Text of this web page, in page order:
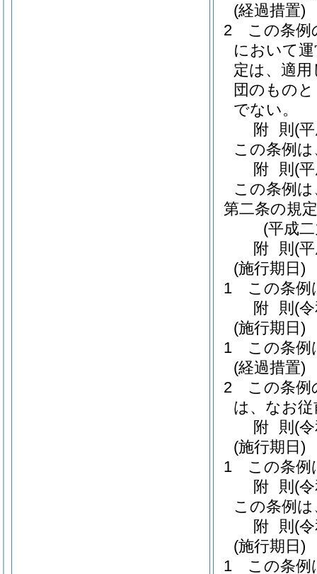
(経過措置)
2
この条例
において
定は、適
団のもの
でない。
附 則 (
この条例
附 則 (
この条例
第二条の規
(平成
附 則 (
(施行期日)
1
この条例
附 則 (
(施行期日)
1
この条例
(経過措置)
2
この条
は、なお
附 則 (
(施行期日)
1
この条例
附 則 (
この条例
附 則 (
(施行期日)
1
この条例